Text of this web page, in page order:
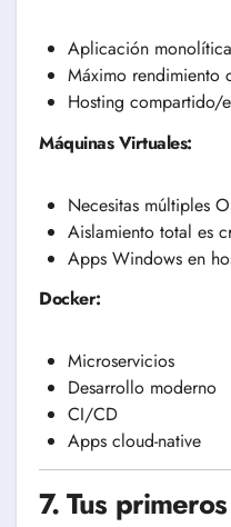
Aplicación
Máximo rendimiento
Hosting compartido/
Máquinas Virtuales:
Necesitas múltiples
Aislamiento total es
Apps Windows en
Docker:
Microservicios
Desarrollo moderno
CI/CD
Apps cloud-native
7. Tus